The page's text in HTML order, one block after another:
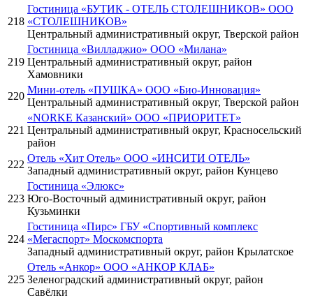
218
Гостиница «БУТИК - ОТЕЛЬ СТОЛЕШНИКОВ» ООО
«СТОЛЕШНИКОВ»
Центральный административный округ, Тверской район
219
Гостиница «Вилладжио» ООО «Милана»
Центральный административный округ, район
Хамовники
220
Мини-отель «ПУШКА» ООО «Био-Инновация»
Центральный административный округ, Тверской район
221
«NORKE Казанский» ООО «ПРИОРИТЕТ»
Центральный административный округ, Красносельский
район
222
Отель «Хит Отель» ООО «ИНСИТИ ОТЕЛЬ»
Западный административный округ, район Кунцево
223
Гостиница «Элюкс»
Юго-Восточный административный округ, район
Кузьминки
224
Гостиница «Пирс» ГБУ «Спортивный комплекс
«Мегаспорт» Москомспорта
Западный административный округ, район Крылатское
225
Отель «Анкор» ООО «АНКОР КЛАБ»
Зеленоградский административный округ, район
Савёлки